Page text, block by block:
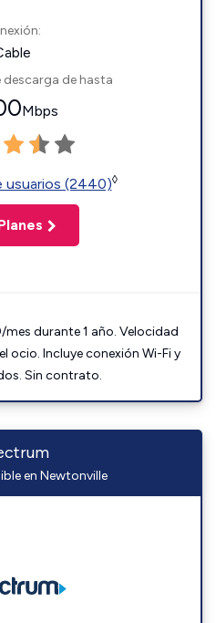
descarga de hasta
Mbps
usuarios (2440)◊
durante 1 año. Velocidad
ocio. Incluye conexión Wi-Fi y
Sin contrato.
en Newtonville